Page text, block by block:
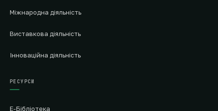
Міжнародна діяльність
Виставкова діяльність
Інноваційна діяльність
РЕСУРСИ
Е-Бібліотека